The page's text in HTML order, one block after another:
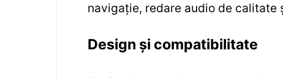
navigație, redare audio de
Design și compatibilitate